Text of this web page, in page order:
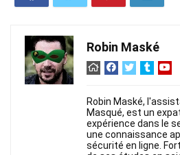
Robin Maské
Robin Maské,
Masqué, est un
expérience dans le
une connaissance
sécurité en ligne.